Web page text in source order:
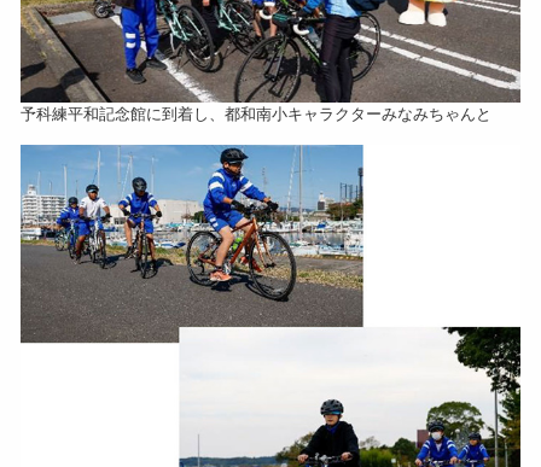
予科練平和記念館に到着し、都和南小キャラクターみなみちゃんと